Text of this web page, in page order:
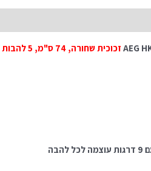
זכוכית שחורה, 74 ס"מ, 5 להבות